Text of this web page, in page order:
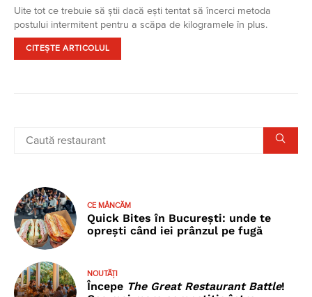
Uite tot ce trebuie să știi dacă ești tentat să încerci metoda
postului intermitent pentru a scăpa de kilogramele în plus.
CITEȘTE ARTICOLUL
CE MÂNCĂM
Quick Bites în București: unde te
oprești când iei prânzul pe fugă
NOUTĂȚI
Începe The Great Restaurant Battle!